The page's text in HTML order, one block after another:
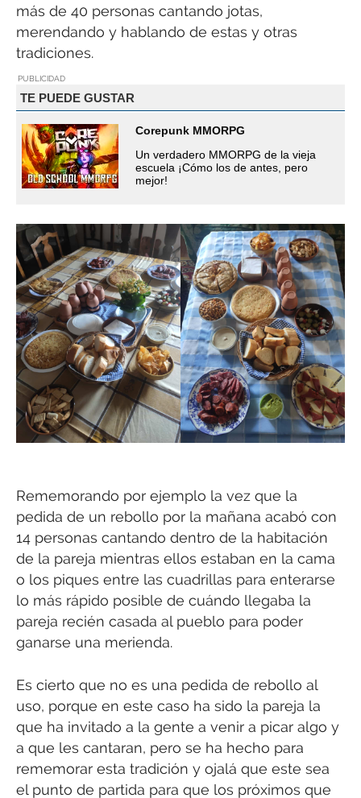
más de 40 personas cantando jotas,
merendando y hablando de estas y otras
tradiciones.
PUBLICIDAD
TE PUEDE GUSTAR
Corepunk MMORPG
Un verdadero MMORPG de la vieja
escuela ¡Cómo los de antes, pero
mejor!
Rememorando por ejemplo la vez que la
pedida de un rebollo por la mañana acabó con
14 personas cantando dentro de la habitación
de la pareja mientras ellos estaban en la cama
o los piques entre las cuadrillas para enterarse
lo más rápido posible de cuándo llegaba la
pareja recién casada al pueblo para poder
ganarse una merienda.
Es cierto que no es una pedida de rebollo al
uso, porque en este caso ha sido la pareja la
que ha invitado a la gente a venir a picar algo y
a que les cantaran, pero se ha hecho para
rememorar esta tradición y ojalá que este sea
el punto de partida para que los próximos que